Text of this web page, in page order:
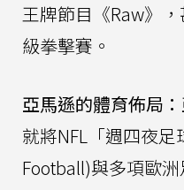
王牌節目《Raw》
級拳擊賽。
亞馬遜的體育佈局：
就將NFL「週四夜
Football)與多項歐